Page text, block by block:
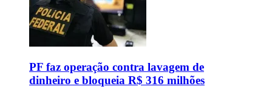
PF faz operação contra lavagem de
dinheiro e bloqueia R$ 316 milhões